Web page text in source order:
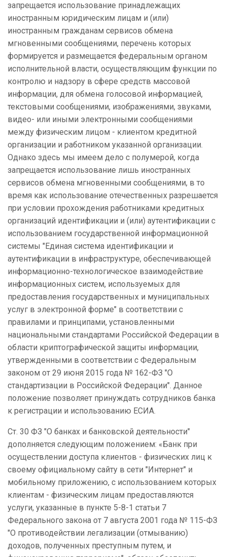
запрещается использование принадлежащих
иностранным юридическим лицам и (или)
иностранным гражданам сервисов обмена
мгновенными сообщениями, перечень которых
формируется и размещается федеральным органом
исполнительной власти, осуществляющим функции по
контролю и надзору в сфере средств массовой
информации, для обмена голосовой информацией,
текстовыми сообщениями, изображениями, звуками,
видео- или иными электронными сообщениями
между физическим лицом - клиентом кредитной
организации и работником указанной организации.
Однако здесь мы имеем дело с полумерой, когда
запрещается использование лишь иностранных
сервисов обмена мгновенными сообщениями, в то
время как использование отечественных разрешается
при условии прохождения работниками кредитных
организаций идентификации и (или) аутентификации с
использованием государственной информационной
системы "Единая система идентификации и
аутентификации в инфраструктуре, обеспечивающей
информационно-технологическое взаимодействие
информационных систем, используемых для
предоставления государственных и муниципальных
услуг в электронной форме" в соответствии с
правилами и принципами, установленными
национальными стандартами Российской Федерации в
области криптографической защиты информации,
утвержденными в соответствии с Федеральным
законом от 29 июня 2015 года № 162-ФЗ "О
стандартизации в Российской Федерации". Данное
положение позволяет принуждать сотрудников банка
к регистрации и использованию ЕСИА.
Ст. 30 ФЗ "О банках и банковской деятельности"
дополняется следующим положением: «Банк при
осуществлении доступа клиентов - физических лиц к
своему официальному сайту в сети "Интернет" и
мобильному приложению, с использованием которых
клиентам - физическим лицам предоставляются
услуги, указанные в пункте 5-8-1 статьи 7
Федерального закона от 7 августа 2001 года № 115-ФЗ
"О противодействии легализации (отмыванию)
доходов, полученных преступным путем, и